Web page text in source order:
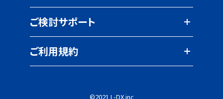
ご検討サポート
ご利用規約
©2021 L-DX.inc